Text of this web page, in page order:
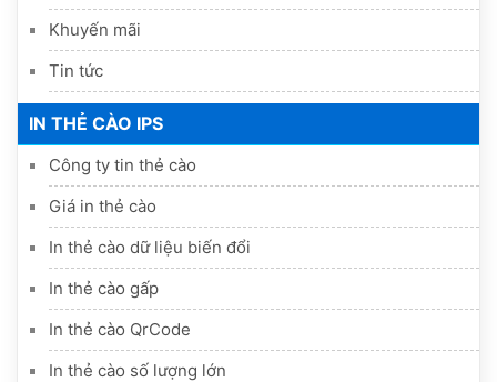
Khuyến mãi
Tin tức
IN THẺ CÀO IPS
Công ty tin thẻ cào
Giá in thẻ cào
In thẻ cào dữ liệu biến đổi
In thẻ cào gấp
In thẻ cào QrCode
In thẻ cào số lượng lớn